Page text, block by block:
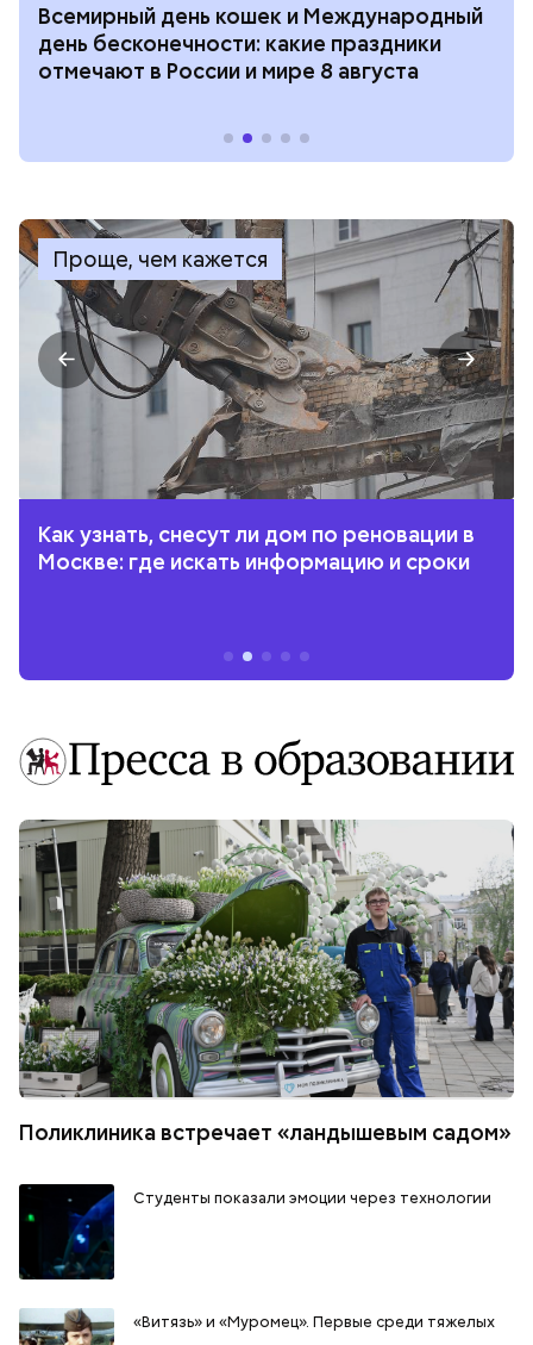
Всемирный день кошек и Международный
день бесконечности: какие праздники
отмечают в России и мире 8 августа
Проще, чем кажется
Как узнать, снесут ли дом по реновации в
Москве: где искать информацию и сроки
Поликлиника встречает «ландышевым садом»
Студенты показали эмоции через технологии
«Витязь» и «Муромец». Первые среди тяжелых